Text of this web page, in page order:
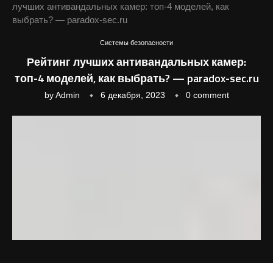
лучших антивандальных камер: топ-4 моделей, как
выбрать? — paradox-sec.ru
Системы безопасности
Рейтинг лучших антивандальных камер:
топ-4 моделей, как выбрать? — paradox-sec.ru
byAdmin 6 декабря, 2023 0 comment